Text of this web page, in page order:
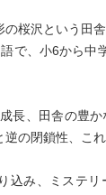
それに囲まれ
庫本472ページ
に外すわけに
池上冬樹さん
められた小説
ったほうがいい
く季節の流れを
ったが、ラスト
桜沢という田
で、小6から中
長、田舎の豊
の閉鎖性、こ
み、ミステリ